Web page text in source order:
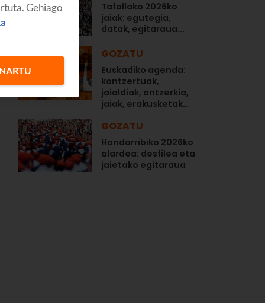
Tafallako 2026ko
jaiak: egutegia,
datak, egitaraua...
GOZATU
Euskadiko agenda:
kontzertuak,
jaialdiak, antzerkia,
jaiak, erakusketak…
GOZATU
Hondarribiko 2026ko
alardea: desfilea eta
jaietako egitaraua
Gehiago